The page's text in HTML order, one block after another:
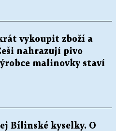
vykoupit zboží a
nahrazují pivo
malinovky staví
Bílinské kyselky. O